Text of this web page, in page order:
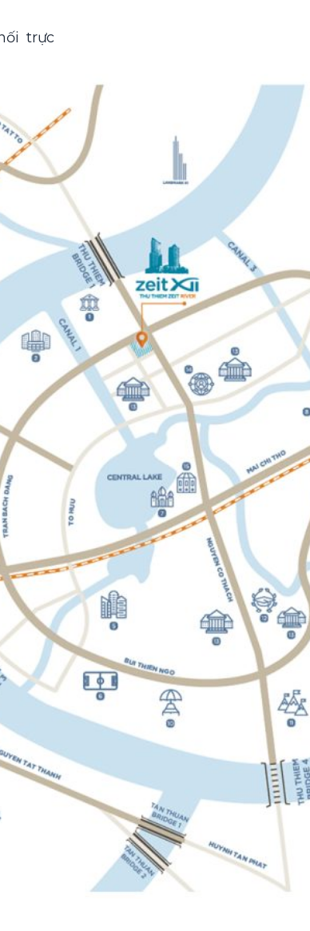
trực